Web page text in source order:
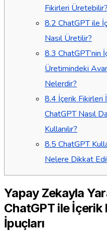
Fikirleri Üretebilir?
8.2 ChatGPT ile
Nasıl Üretilir?
8.3 ChatGPT’nin
Üretimindeki
Nelerdir?
8.4 İçerik Fikirleri
ChatGPT Nasıl
Kullanılır?
8.5 ChatGPT
Nelere Dikkat
Yapay Zekayla
ChatGPT ile
İpuçları